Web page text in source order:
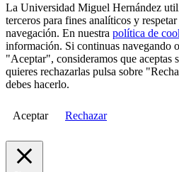
La Universidad Miguel Hernández
terceros para fines analíticos y
navegación. En nuestra política de
información. Si continuas navegando
"Aceptar", consideramos que aceptas
quieres rechazarlas pulsa sobre
debes hacerlo.
Aceptar Rechazar